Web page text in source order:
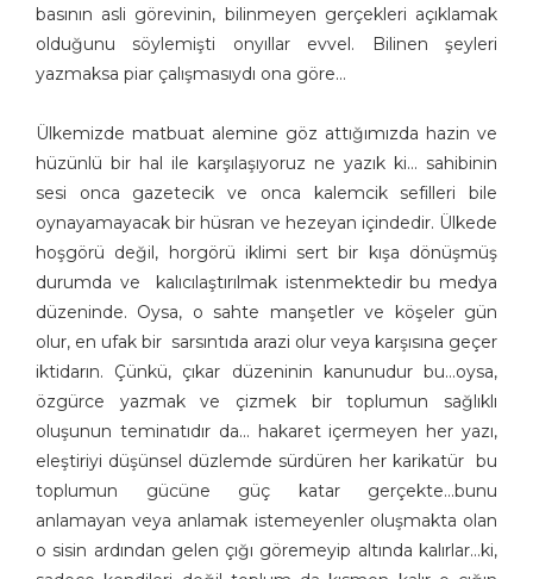
basının asli görevinin, bilinmeyen gerçekleri açıklamak
olduğunu söylemişti onyıllar evvel. Bilinen şeyleri
yazmaksa piar çalışmasıydı ona göre…
Ülkemizde matbuat alemine göz attığımızda hazin ve
hüzünlü bir hal ile karşılaşıyoruz ne yazık ki… sahibinin
sesi onca gazetecik ve onca kalemcik sefilleri bile
oynayamayacak bir hüsran ve hezeyan içindedir. Ülkede
hoşgörü değil, horgörü iklimi sert bir kışa dönüşmüş
durumda ve kalıcılaştırılmak istenmektedir bu medya
düzeninde. Oysa, o sahte manşetler ve köşeler gün
olur, en ufak bir sarsıntıda arazi olur veya karşısına geçer
iktidarın. Çünkü, çıkar düzeninin kanunudur bu…oysa,
özgürce yazmak ve çizmek bir toplumun sağlıklı
oluşunun teminatıdır da… hakaret içermeyen her yazı,
eleştiriyi düşünsel düzlemde sürdüren her karikatür bu
toplumun gücüne güç katar gerçekte…bunu
anlamayan veya anlamak istemeyenler oluşmakta olan
o sisin ardından gelen çığı göremeyip altında kalırlar…ki,